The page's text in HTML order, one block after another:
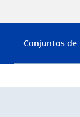
Conjuntos de